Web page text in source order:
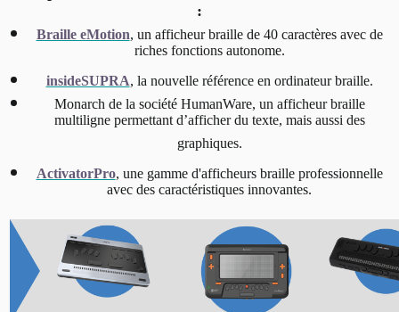
:
Braille eMotion, un afficheur braille de 40 caractères avec de
riches fonctions autonome.
insideSUPRA, la nouvelle référence en ordinateur braille.
Monarch de la société HumanWare, un afficheur braille
multiligne permettant d’afficher du texte, mais aussi des
graphiques.
ActivatorPro, une gamme d'afficheurs braille professionnelle
avec des caractéristiques innovantes.